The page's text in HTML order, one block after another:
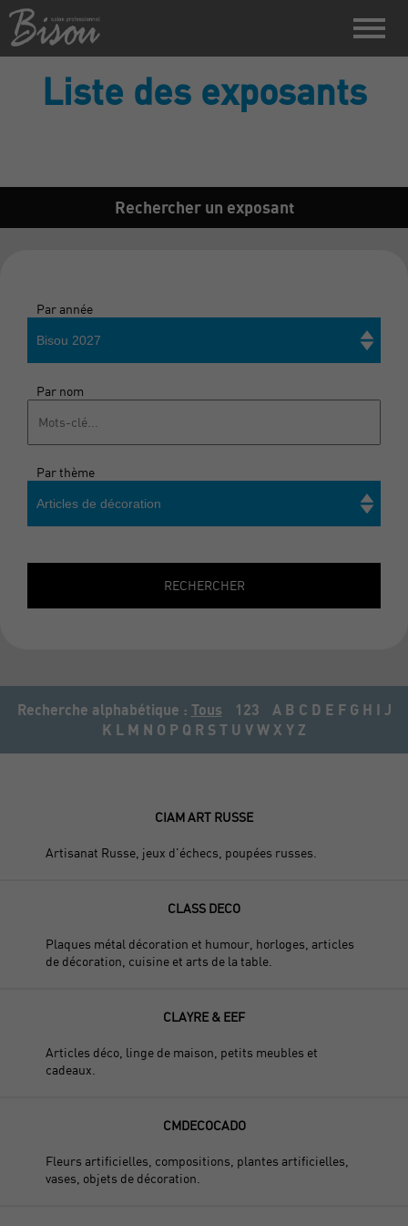
Liste des exposants
Rechercher un exposant
Par année
Bisou 2027
Par nom
Par thème
Articles de décoration
RECHERCHER
Recherche alphabétique : Tous 123 A B C D E F G H I J
K L M N O P Q R S T U V W X Y Z
CIAM ART RUSSE
Artisanat Russe, jeux d'échecs, poupées russes.
CLASS DECO
Plaques métal décoration et humour, horloges, articles
de décoration, cuisine et arts de la table.
CLAYRE & EEF
Articles déco, linge de maison, petits meubles et
cadeaux.
CMDECOCADO
Fleurs artificielles, compositions, plantes artificielles,
vases, objets de décoration.